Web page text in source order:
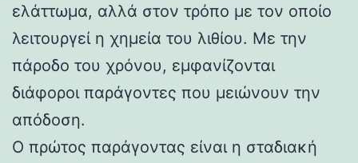
ελάττωμα, αλλά στον τρόπο με τον οποίο
λειτουργεί η χημεία του λιθίου. Με την
πάροδο του χρόνου, εμφανίζονται
διάφοροι παράγοντες που μειώνουν την
απόδοση.
Ο πρώτος παράγοντας είναι η σταδιακή